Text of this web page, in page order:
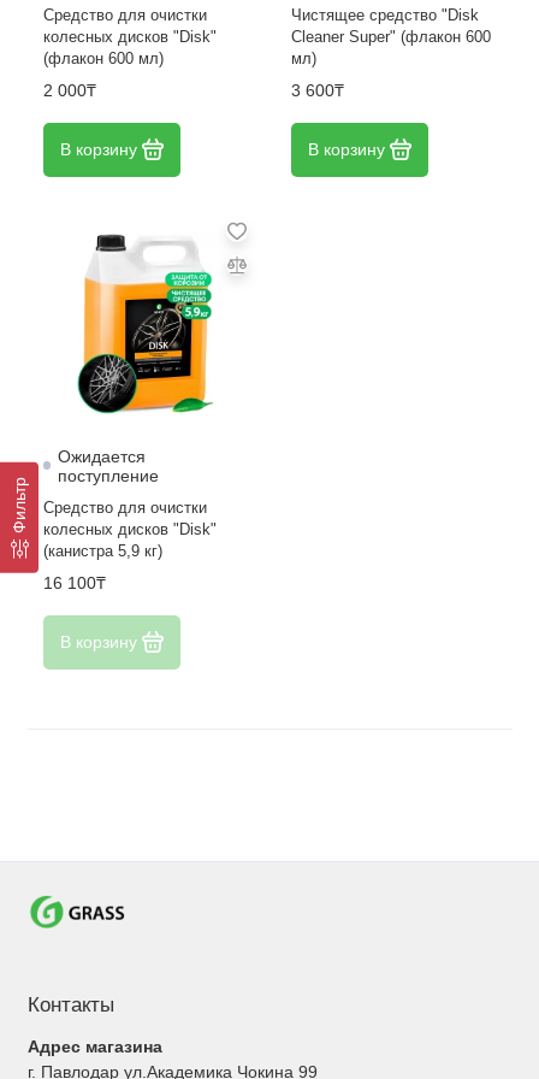
Фильтр
Средство для очистки
колесных дисков "Disk"
(флакон 600 мл)
2 000₸
В корзину
Чистящее средство "Disk
Cleaner Super" (флакон 600
мл)
3 600₸
В корзину
Ожидается
поступление
Средство для очистки
колесных дисков "Disk"
(канистра 5,9 кг)
16 100₸
В корзину
Контакты
Адрес магазина
г. Павлодар ул.Академика Чокина 99